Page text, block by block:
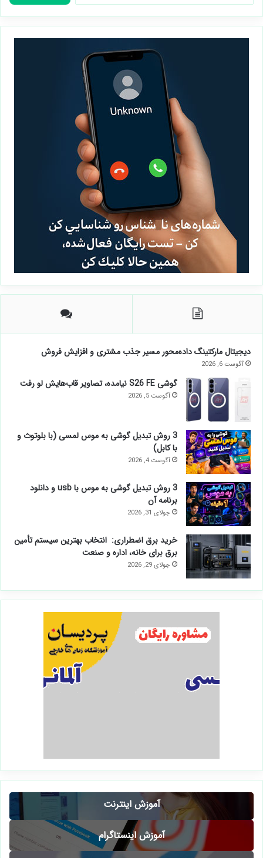
دیجیتال مارکتینگ داده‌محور مسیر جذب مشتری و افزایش فروش
آگوست 6, 2026
گوشی S26 FE نیامده، تصاویر قاب‌هایش لو رفت
آگوست 5, 2026
3 روش تبدیل گوشی به موس لمسی (با بلوتوث و
با کابل)
آگوست 4, 2026
3 روش تبدیل گوشی به موس با usb و دانلود
برنامه آن
جولای 31, 2026
خرید برق اضطراری: انتخاب بهترین سیستم تأمین
برق برای خانه، اداره و صنعت
جولای 29, 2026
آموزش اینترنت
آموزش اینستاگرام